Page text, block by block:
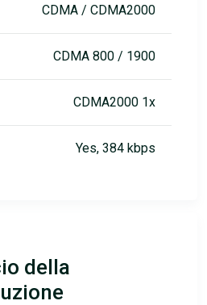
CDMA / CDMA2000
CDMA 800 / 1900
CDMA2000 1x
Yes, 384 kbps
della